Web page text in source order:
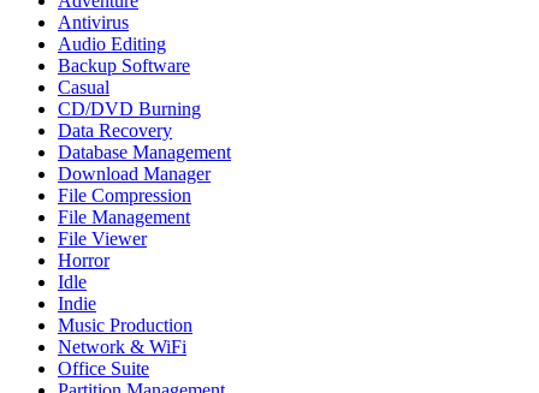
Antivirus
Audio Editing
Backup Software
Casual
CD/DVD Burning
Data Recovery
Database Management
Download Manager
File Compression
File Management
File Viewer
Horror
Idle
Indie
Music Production
Network & WiFi
Office Suite